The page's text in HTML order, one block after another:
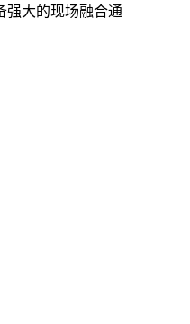
大的现场融合通